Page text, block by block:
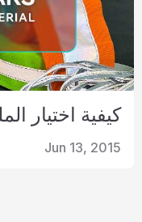
كيفية اختيار
Jun 13, 2015